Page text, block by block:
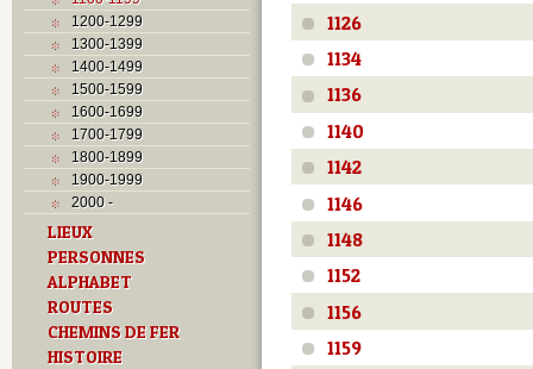
1200-1299
1300-1399
1400-1499
1500-1599
1600-1699
1700-1799
1800-1899
1900-1999
2000 -
LIEUX
PERSONNES
ALPHABET
ROUTES
CHEMINS DE FER
HISTOIRE
1126
1134
1136
1140
1142
1146
1148
1152
1156
1159